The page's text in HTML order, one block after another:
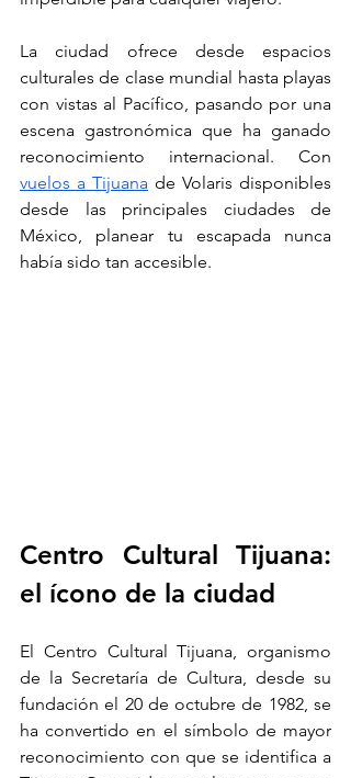
La ciudad ofrece desde espacios
culturales de clase mundial hasta playas
con vistas al Pacífico, pasando por una
escena gastronómica que ha ganado
vuelos a Tijuana de Volaris disponibles
desde las principales ciudades de
México, planear tu escapada nunca
había sido tan accesible.
Centro Cultural Tijuana:
el ícono de la ciudad
El Centro Cultural Tijuana, organismo
de la Secretaría de Cultura, desde su
fundación el 20 de octubre de 1982, se
ha convertido en el símbolo de mayor
reconocimiento con que se identifica a